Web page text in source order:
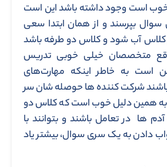
است وجود داشته باشد این است
بپرسند و از همان ابتدا سعی
کلاس آب شود و کلاس دو طرفه باشد
متخصصان خیلی خوبی تدریس
است به خاطر اینکه مهارت‌های
باشند شرکت کننده ها حوصله شان سر
همین دلیل خوب است که کلاس دو
ها در تعامل باشند و بتوانند با
دادن به یک سری سوال، بیشتر یاد